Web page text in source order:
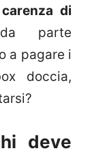
di
parte
a pagare i
doccia,
deve